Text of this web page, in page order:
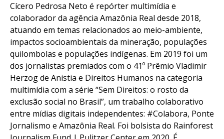
Cícero Pedrosa Neto é repórter multimídia e
colaborador da agência Amazônia Real desde 2018,
atuando em temas relacionados ao meio-ambiente,
impactos socioambientais da mineração, populações
quilombolas e populações indígenas. Em 2019 foi um
dos jornalistas premiados com o 41º Prêmio Vladimir
Herzog de Anistia e Direitos Humanos na categoria
multimídia com a série “Sem Direitos: o rosto da
exclusão social no Brasil”, um trabalho colaborativo
entre mídias digitais independentes: #Colabora, Ponte
Jornalismo e Amazônia Real. Foi bolsista do Rainforest